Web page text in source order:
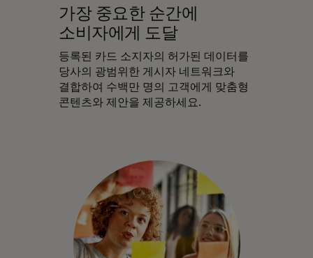
가장 중요한 순간에
소비자에게 도달
등록된 카드 소지자의 허가된 데이터를
당사의 광범위한 게시자 네트워크와
결합하여 수백만 명의 고객에게 맞춤형
콘텐츠와 제안을 제공하세요.